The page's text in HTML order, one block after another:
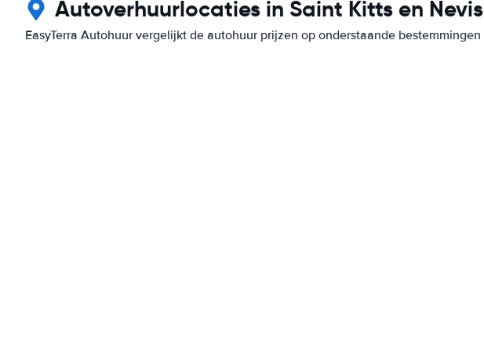
Autoverhuurlocaties in Saint Kitts en Nevis
EasyTerra Autohuur vergelijkt de autohuur prijzen op onderstaande bestemmingen